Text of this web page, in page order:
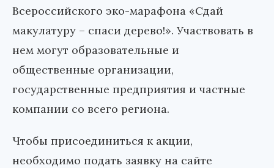
Всероссийского эко-марафона «Сдай
макулатуру – спаси дерево!». Участвовать в
нем могут образовательные и
общественные организации,
государственные предприятия и частные
компании со всего региона.
Чтобы присоединиться к акции,
необходимо подать заявку на сайте